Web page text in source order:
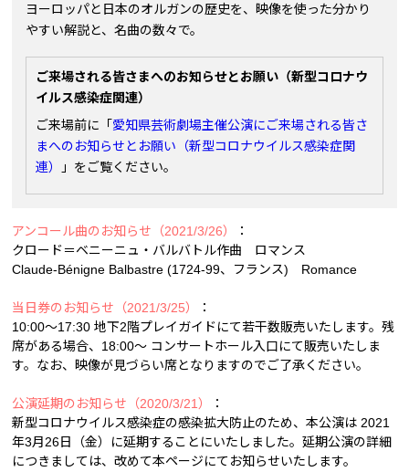
ヨーロッパと日本のオルガンの歴史を、映像を使った分かり
やすい解説と、名曲の数々で。
ご来場される皆さまへのお知らせとお願い（新型コロナウ
イルス感染症関連）
ご来場前に「 愛知県芸術劇場主催公演にご来場される皆さ
まへのお知らせとお願い（新型コロナウイルス感染症関
連）
」をご覧ください。
アンコール曲のお知らせ（2021/3/26）
：
クロード＝ベニーニュ・バルバトル作曲 ロマンス
Claude-Bénigne Balbastre (1724-99、フランス) Romance
当日券のお知らせ（2021/3/25）
：
10:00～17:30 地下2階プレイガイドにて若干数販売いたします。残
席がある場合、18:00～ コンサートホール入口にて販売いたしま
す。なお、映像が見づらい席となりますのでご了承ください。
公演延期のお知らせ（2020/3/21）
：
新型コロナウイルス感染症の感染拡大防止のため、本公演は 2021
年3月26日（金）に延期することにいたしました。延期公演の詳細
につきましては、改めて本ページにてお知らせいたします。